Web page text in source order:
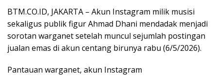
BTM.CO.ID, JAKARTA – Akun Instagram milik musisi
sekaligus publik figur Ahmad Dhani mendadak menjadi
sorotan warganet setelah muncul sejumlah postingan
jualan emas di akun centang birunya rabu (6/5/2026).
Pantauan warganet, akun Instagram